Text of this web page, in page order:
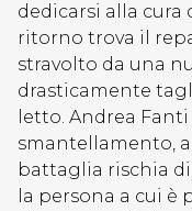
dedicarsi alla cura
ritorno trova il
stravolto da una
drasticamente
letto. Andrea
smantellamento,
battaglia rischia
la persona a cui è